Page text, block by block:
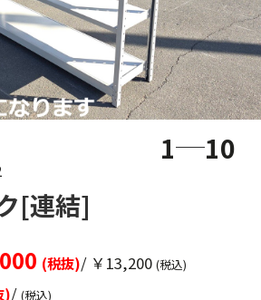
1 10
[連結]
(税抜)/ ￥13,200 (税込)
)/(税込)